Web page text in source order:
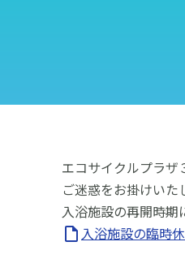
エコサイクルプラザ
ご迷惑をお掛けいた
入浴施設の再開時期
入浴施設の臨時